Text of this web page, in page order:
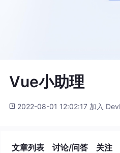
Vue小助理
2022-08-01 12:02:17 加入
文章列表 讨论/问答 关注